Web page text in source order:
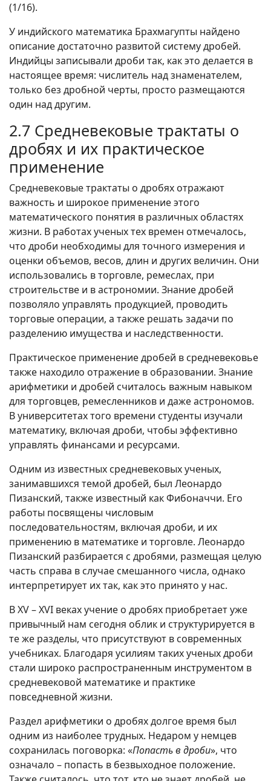
(1/16).
У индийского математика Брахмагупты найдено
описание достаточно развитой систему дробей.
Индийцы записывали дроби так, как это делается в
настоящее время: числитель над знаменателем,
только без дробной черты, просто размещаются
один над другим.
2.7 Средневековые трактаты о
дробях и их практическое
применение
Средневековые трактаты о дробях отражают
важность и широкое применение этого
математического понятия в различных областях
жизни. В работах ученых тех времен отмечалось,
что дроби необходимы для точного измерения и
оценки объемов, весов, длин и других величин. Они
использовались в торговле, ремеслах, при
строительстве и в астрономии. Знание дробей
позволяло управлять продукцией, проводить
торговые операции, а также решать задачи по
разделению имущества и наследственности.
Практическое применение дробей в средневековье
также находило отражение в образовании. Знание
арифметики и дробей считалось важным навыком
для торговцев, ремесленников и даже астрономов.
В университетах того времени студенты изучали
математику, включая дроби, чтобы эффективно
управлять финансами и ресурсами.
Одним из известных средневековых ученых,
занимавшихся темой дробей, был Леонардо
Пизанский, также известный как Фибоначчи. Его
работы посвящены числовым
последовательностям, включая дроби, и их
применению в математике и торговле. Леонардо
Пизанский разбирается с дробями, размещая целую
часть справа в случае смешанного числа, однако
интерпретирует их так, как это принято у нас.
В XV – XVI веках учение о дробях приобретает уже
привычный нам сегодня облик и структурируется в
те же разделы, что присутствуют в современных
учебниках. Благодаря усилиям таких ученых дроби
стали широко распространенным инструментом в
средневековой математике и практике
повседневной жизни.
Раздел арифметики о дробях долгое время был
одним из наиболее трудных. Недаром у немцев
сохранилась поговорка: «Попасть в дроби», что
означало – попасть в безвыходное положение.